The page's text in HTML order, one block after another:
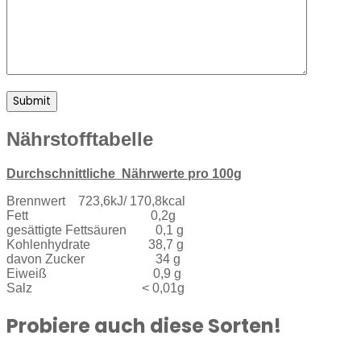
Nährstofftabelle
Durchschnittliche Nährwerte pro 100g
Brennwert 723,6kJ/ 170,8kcal
Fett 0,2g
gesättigte Fettsäuren 0,1 g
Kohlenhydrate 38,7 g
davon Zucker 34 g
Eiweiß 0,9 g
Salz < 0,01g
Probiere auch diese Sorten!